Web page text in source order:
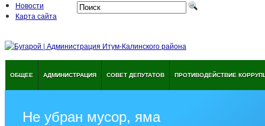
Новости
Карта сайта
ОБЩЕЕ АДМИНИСТРАЦИЯ СОВЕТ ДЕПУТАТОВ ПРОТИВОДЕЙСТВИЕ
Не убран мусор, яма